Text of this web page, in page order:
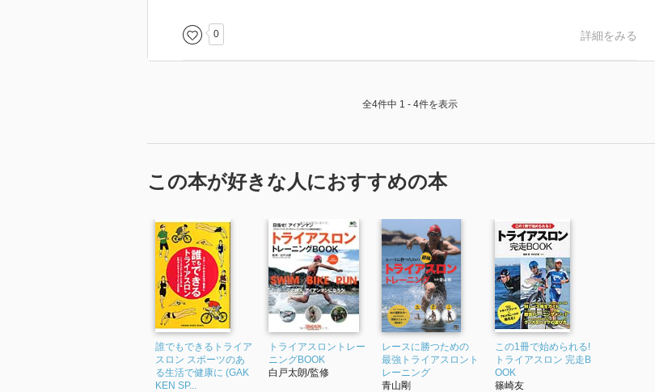
0 詳細をみる
全4件中 1 - 4件を表示
この本が好きな人におすすめの本
誰でもできるトライア
スロン スポーツのあ
る生活で健康に (GAK
KEN SP...
トライアスロントレー
ニングBOOK
白戸太朗/監修
レースに勝つための
最強トライアスロント
レーニング
青山剛
この1冊で始められる!
トライアスロン 完走B
OOK
篠崎友